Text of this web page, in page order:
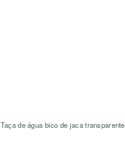
Taça de água bico de jaca transparente